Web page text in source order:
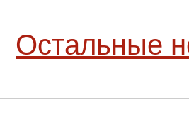
Остальные